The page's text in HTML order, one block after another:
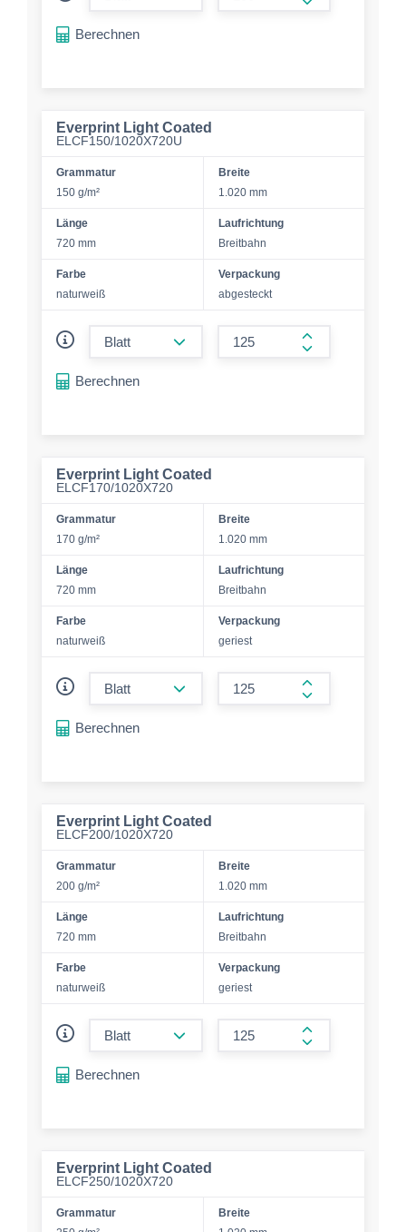
form.increase-
Berechnen
Everprint Light Coated
ELCF150/1020X720U
Grammatur
150 g/m²
Breite
1.020 mm
Länge
720 mm
Laufrichtung
Breitbahn
Farbe
naturweiß
Verpackung
abgesteckt
form.increase-
Berechnen
Everprint Light Coated
ELCF170/1020X720
Grammatur
170 g/m²
Breite
1.020 mm
Länge
720 mm
Laufrichtung
Breitbahn
Farbe
naturweiß
Verpackung
geriest
form.increase-
Berechnen
Everprint Light Coated
ELCF200/1020X720
Grammatur
200 g/m²
Breite
1.020 mm
Länge
720 mm
Laufrichtung
Breitbahn
Farbe
naturweiß
Verpackung
geriest
form.increase-
Berechnen
Everprint Light Coated
ELCF250/1020X720
Grammatur
Breite